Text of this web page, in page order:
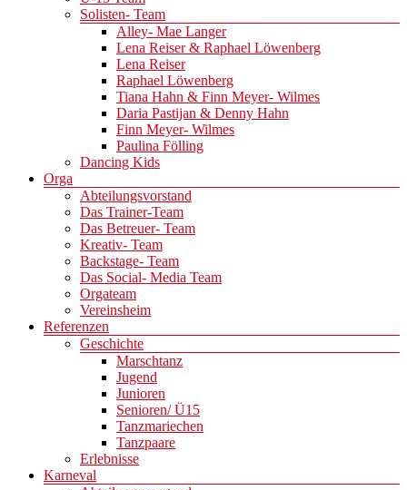
Solisten- Team
Alley- Mae Langer
Lena Reiser & Raphael Löwenberg
Lena Reiser
Raphael Löwenberg
Tiana Hahn & Finn Meyer- Wilmes
Daria Pastijan & Denny Hahn
Finn Meyer- Wilmes
Paulina Fölling
Dancing Kids
Orga
Abteilungsvorstand
Das Trainer-Team
Das Betreuer- Team
Kreativ- Team
Backstage- Team
Das Social- Media Team
Orgateam
Vereinsheim
Referenzen
Geschichte
Marschtanz
Jugend
Junioren
Senioren/ Ü15
Tanzmariechen
Tanzpaare
Erlebnisse
Karneval